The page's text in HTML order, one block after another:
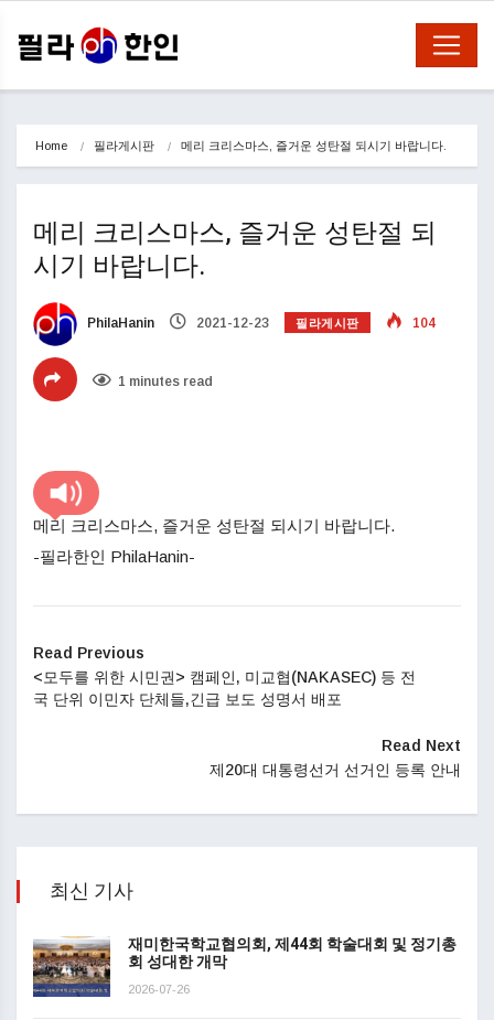
Home 필라게시판 메리 크리스마스, 즐거운 성탄절 되시기 바랍니다.
메리 크리스마스, 즐거운 성탄절 되
시기 바랍니다.
PhilaHanin 2021-12-23 필라게시판 104
1 minutes read
메리 크리스마스, 즐거운 성탄절 되시기 바랍니다.
-필라한인 PhilaHanin-
Read Previous
<모두를 위한 시민권> 캠페인, 미교협(NAKASEC) 등 전
국 단위 이민자 단체들,긴급 보도 성명서 배포
Read Next
제20대 대통령선거 선거인 등록 안내
최신 기사
재미한국학교협의회, 제44회 학술대회 및 정기총
회 성대한 개막
2026-07-26